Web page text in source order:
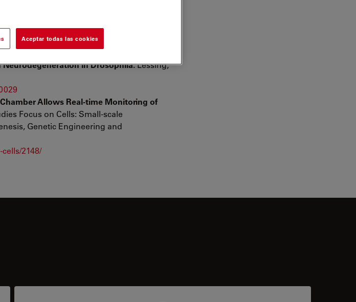
Neurodegeneration in Drosophila.Lessing,
Allows Real-time Monitoring of
Focus on Cells: Small-scale
Genetic Engineering and
2148/
Aceptar todas las cookies